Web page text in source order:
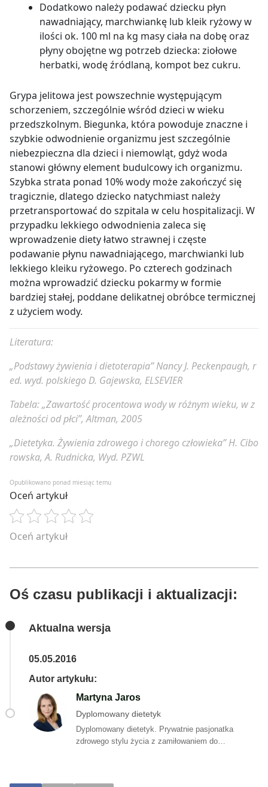
Dodatkowo należy podawać dziecku płyn
nawadniający, marchwiankę lub kleik ryżowy w
ilości ok. 100 ml na kg masy ciała na dobę oraz
płyny obojętne wg potrzeb dziecka: ziołowe
herbatki, wodę źródlaną, kompot bez cukru.
Grypa jelitowa jest powszechnie występującym
schorzeniem, szczególnie wśród dzieci w wieku
przedszkolnym. Biegunka, która powoduje znaczne i
szybkie odwodnienie organizmu jest szczególnie
niebezpieczna dla dzieci i niemowląt, gdyż woda
stanowi główny element budulcowy ich organizmu.
Szybka strata ponad 10% wody może zakończyć się
tragicznie, dlatego dziecko natychmiast należy
przetransportować do szpitala w celu hospitalizacji. W
przypadku lekkiego odwodnienia zaleca się
wprowadzenie diety łatwo strawnej i częste
podawanie płynu nawadniającego, marchwianki lub
lekkiego kleiku ryżowego. Po czterech godzinach
można wprowadzić dziecku pokarmy w formie
bardziej stałej, poddane delikatnej obróbce termicznej
z użyciem wody.
Literatura:
„Podstawy żywienia i dietoterapia” Nancy J. Peckenpaugh, r
ed. wyd. polskiego D. Gajewska, ELSEVIER
Tabela: „Zawartość procentowa wody w różnym wieku, w z
ależności od płci”, Altman, 2005
„Dietetyka. Żywienia zdrowego i chorego człowieka” H. Cibo
rowska, A. Rudnicka, Wyd. PZWL
Opublikowano ponad miesiąc temu
Oceń artykuł
Oceń artykuł
Oś czasu publikacji i aktualizacji:
Aktualna wersja
05.05.2016
Autor artykułu:
Martyna Jaros
Dyplomowany dietetyk
Dyplomowany dietetyk. Prywatnie pasjonatka
zdrowego stylu życia z zamiłowaniem do